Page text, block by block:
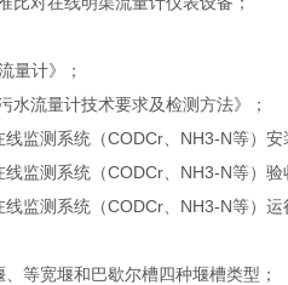
量计》；
水流量计技术要求及检测方法》；
监测系统（CODCr、NH3-N等）安
监测系统（CODCr、NH3-N等）验
监测系统（CODCr、NH3-N等）运
等宽堰和巴歇尔槽四种堰槽类型；